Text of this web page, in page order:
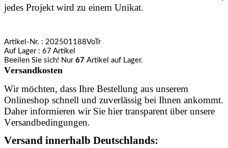
jedes Projekt wird zu einem Unikat.
Artikel-Nr. : 202501188VoTr
Auf Lager : 67 Artikel
Beeilen Sie sich! Nur 67 Artikel auf Lager.
Versandkosten
Wir möchten, dass Ihre Bestellung aus unserem
Onlineshop schnell und zuverlässig bei Ihnen ankommt.
Daher informieren wir Sie hier transparent über unsere
Versandbedingungen.
Versand innerhalb Deutschlands: